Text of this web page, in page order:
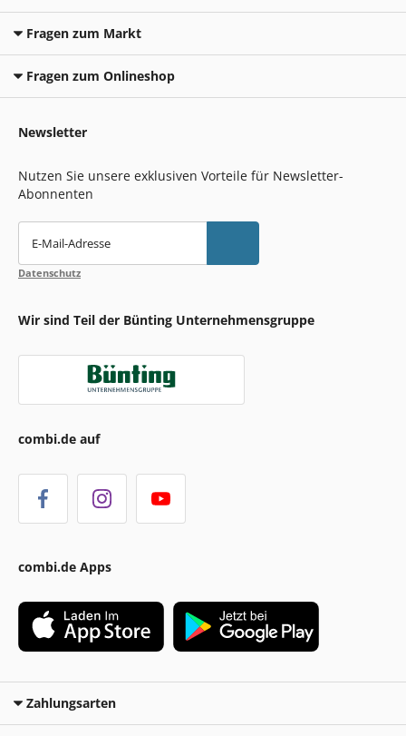
Fragen zum Markt
Fragen zum Onlineshop
Newsletter
Nutzen Sie unsere exklusiven Vorteile für Newsletter-
Abonnenten
E-Mail-Adresse
Datenschutz
Wir sind Teil der Bünting Unternehmensgruppe
combi.de auf
combi.de Apps
Zahlungsarten